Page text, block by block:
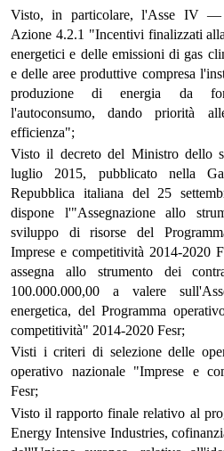
Visto, in particolare, l'Asse IV —
Azione 4.2.1 "Incentivi finalizzati
energetici e delle emissioni di gas
e delle aree produttive compresa
produzione di energia da
l'autoconsumo, dando priorità
efficienza";
Visto il decreto del Ministro dello
luglio 2015, pubblicato nella
Repubblica italiana del 25
dispone l'"Assegnazione allo
sviluppo di risorse del
Imprese e competitività 2014-2020
assegna allo strumento dei
100.000.000,00 a valere
energetica, del Programma
competitività" 2014-2020 Fesr;
Visti i criteri di selezione delle
operativo nazionale "Imprese e
Fesr;
Visto il rapporto finale relativo al
Energy Intensive Industries,